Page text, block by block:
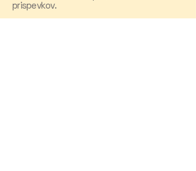
prispevkov.